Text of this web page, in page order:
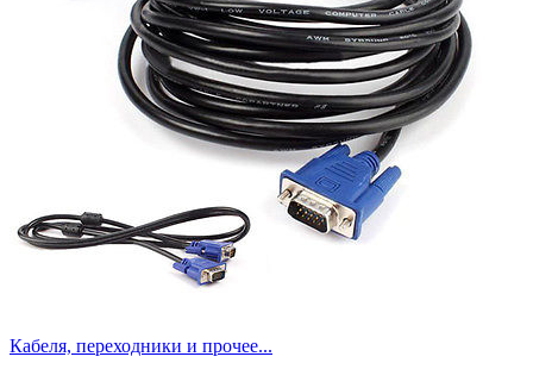
Кабеля, переходники и прочее...